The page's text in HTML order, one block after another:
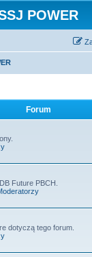
POWER
Forum
Future PBCH.
dotyczą tego forum.